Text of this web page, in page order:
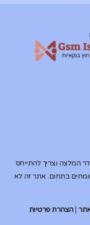
המלצה וצריך להתייחס
בתחום. אתר זה לא
|הצהרת פרטיות